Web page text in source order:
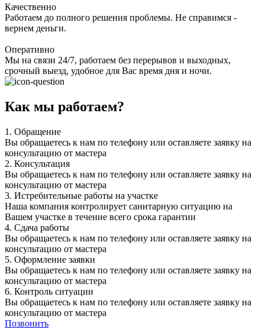
Качественно
Работаем до полного решения проблемы. Не справимся -
вернем деньги.
Оперативно
Мы на связи 24/7, работаем без перерывов и выходных,
срочный выезд, удобное для Вас время дня и ночи.
Как мы работаем?
1. Обращение
Вы обращаетесь к нам по телефону или оставляете заявку на
консультацию от мастера
2. Консультация
Вы обращаетесь к нам по телефону или оставляете заявку на
консультацию от мастера
3. Истребительные работы на участке
Наша компания контролирует санитарную ситуацию на
Вашем участке в течение всего срока гарантии
4. Сдача работы
Вы обращаетесь к нам по телефону или оставляете заявку на
консультацию от мастера
5. Оформление заявки
Вы обращаетесь к нам по телефону или оставляете заявку на
консультацию от мастера
6. Контроль ситуации
Вы обращаетесь к нам по телефону или оставляете заявку на
консультацию от мастера
Позвонить